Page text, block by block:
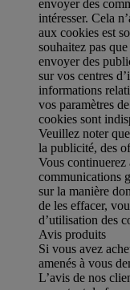
envoyer des
intéresser. Cela
aux cookies est
souhaitez pas
envoyer des
sur vos centres
informations
vos paramètres
cookies sont
Veuillez noter
la publicité, des
Vous
communications
sur la manière
de les effacer,
d’utilisation des
Avis produits
Si vous avez
amenés à vous
L’avis de nos